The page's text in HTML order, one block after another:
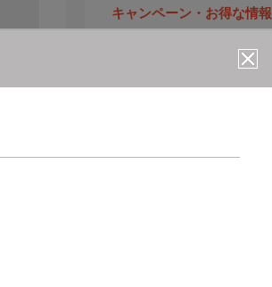
キャンペーン・お得な情報